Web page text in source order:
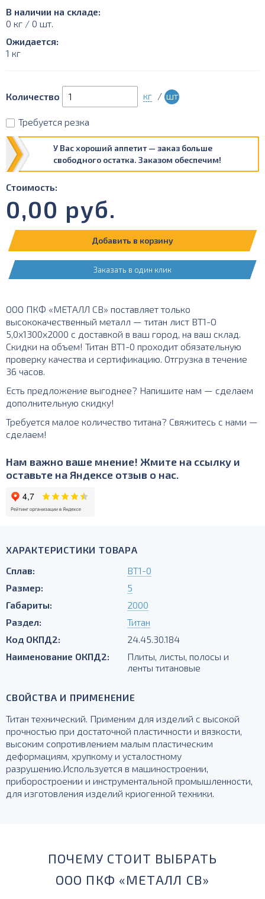
В наличии на складе:
0 кг / 0 шт.
Ожидается:
1 кг
Количество кг / шт
Требуется резка
У Вас хороший аппетит — заказ больше
свободного остатка. Заказом обеспечим!
Стоимость:
0,00 руб.
Добавить в корзину
Заказать в один клик
ООО ПКФ «МЕТАЛЛ СВ» поставляет только
высококачественный металл — титан лист ВТ1-О
5,0х1300х2000 с доставкой в ваш город, на ваш склад.
Скидки на объем! Титан ВТ1-0 проходит обязательную
проверку качества и сертификацию. Отгрузка в течение
36 часов.
Есть предложение выгоднее? Напишите нам — сделаем
дополнительную скидку!
Требуется малое количество титана? Свяжитесь с нами —
сделаем!
Нам важно ваше мнение! Жмите на ссылку и
оставьте на Яндексе отзыв о нас.
ХАРАКТЕРИСТИКИ ТОВАРА
Сплав:
ВТ1-0
Размер:
5
Габариты:
2000
Раздел:
Титан
Код ОКПД2:
24.45.30.184
Наименование ОКПД2:
Плиты, листы, полосы и
ленты титановые
СВОЙСТВА И ПРИМЕНЕНИЕ
Титан технический. Применим для изделий с высокой
прочностью при достаточной пластичности и вязкости,
высоким сопротивлением малым пластическим
деформациям, хрупкому и усталостному
разрушению.Используется в машиностроении,
приборостроении и инструментальной промышленности,
для изготовления изделий криогенной техники.
ПОЧЕМУ СТОИТ ВЫБРАТЬ
ООО ПКФ «МЕТАЛЛ СВ»